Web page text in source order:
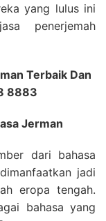
yang lulus ini
penerjemah
Terbaik Dan
8883
Jerman
dari bahasa
jadi
eropa tengah.
bahasa yang